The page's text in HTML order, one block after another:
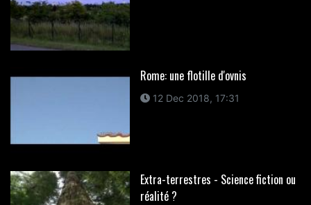
Rome: une flotille d'ovnis
12 Dec 2018, 17:31
Extra-terrestres - Science fiction ou
réalité ?